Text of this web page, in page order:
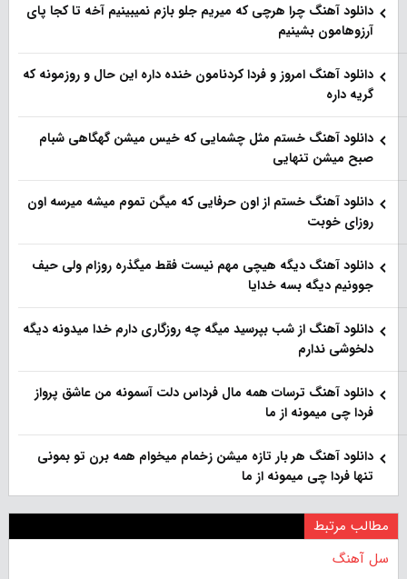
دانلود آهنگ چرا هرچی که میریم جلو بازم نمیبینیم آخه تا کجا پای
آرزوهامون بشینیم
دانلود آهنگ امروز و فردا کردنامون خنده داره این حال و روزمونه که
گریه داره
دانلود آهنگ خستم مثل چشمایی که خیس میشن گهگاهی شبام
صبح میشن تنهایی
دانلود آهنگ خستم از اون حرفایی که میگن تموم میشه میرسه اون
روزای خوبت
دانلود آهنگ دیگه هیچی مهم نیست فقط میگذره روزام ولی حیف
جوونیم دیگه بسه خدایا
دانلود آهنگ از شب بپرسید میگه چه روزگاری دارم خدا میدونه دیگه
دلخوشی ندارم
دانلود آهنگ ترسات همه مال فرداس دلت آسمونه من عاشق پرواز
فردا چی میمونه از ما
دانلود آهنگ هر بار تازه میشن زخمام میخوام همه برن تو بمونی
تنها فردا چی میمونه از ما
مطالب مرتبط
سل آهنگ